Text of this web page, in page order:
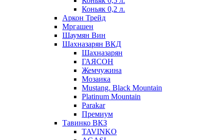
Коньяк 0,2 л.
Аркон Трейд
Мргашен
Шаумян Вин
Шахназарян ВКД
Шахназарян
ГАЯСОН
Жемчужина
Мозаика
Mustang. Black Mountain
Platinum Mountain
Parakar
Премиум
Тавинко ВКЗ
TAVINKO